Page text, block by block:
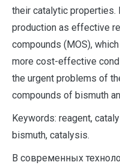
their catalytic properties.
production as effective
compounds (MOS),
more cost-effective
the urgent problems of
compounds of bismuth
Keywords: reagent,
bismuth, catalysis.
В современных